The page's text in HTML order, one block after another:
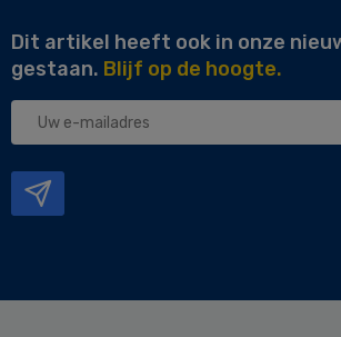
Dit artikel heeft ook in onze
gestaan. Blijf op de hoogte.
Uw